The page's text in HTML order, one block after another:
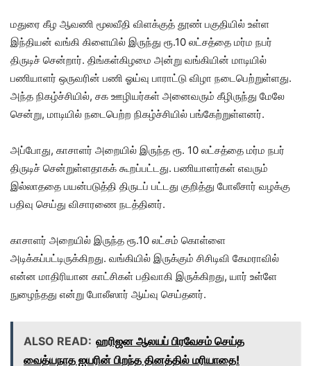
மதுரை கீழ ஆவணி மூலவீதி விளக்குத் தூண் பகுதியில் உள்ள
இந்தியன் வங்கி கிளையில் இருந்து ரூ.10 லட்சத்தை மர்ம நபர்
திருடிச் சென்றார். திங்கள்கிழமை அன்று வங்கியின் மாடியில்
பணியாளர் ஒருவரின் பணி ஓய்வு பாராட்டு விழா நடைபெற்றுள்ளது.
அந்த நிகழ்ச்சியில், சக ஊழியர்கள் அனைவரும் கீழிருந்து மேலே
சென்று, மாடியில் நடைபெற்ற நிகழ்ச்சியில் பங்கேற்றுள்ளனர்.
அப்போது, காசாளர் அறையில் இருந்த ரூ. 10 லட்சத்தை மர்ம நபர்
திருடிச் சென்றுள்ளதாகக் கூறப்பட்டது. பணியாளர்கள் எவரும்
இல்லாததை பயன்படுத்தி திருடப் பட்டது குறித்து போலீசார் வழக்கு
பதிவு செய்து விசாரணை நடத்தினர்.
காசாளர் அறையில் இருந்த ரூ.10 லட்சம் கொள்ளை
அடிக்கப்பட்டிருக்கிறது. வங்கியில் இருக்கும் சிசிடிவி கேமராவில்
என்ன மாதிரியான காட்சிகள் பதிவாகி இருக்கிறது, யார் உள்ளே
நுழைந்தது என்று போலீஸார் ஆய்வு செய்தனர்.
ALSO READ: ஹரிஜன ஆலயப் பிரவேசம் செய்த
வைத்யநாத ஐயரின் பிறந்த தினத்தில் மரியாதை!